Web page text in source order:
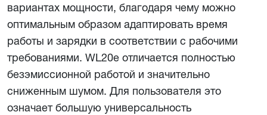
вариантах мощности, благодаря чему можно
оптимальным образом адаптировать время
работы и зарядки в соответствии с рабочими
требованиями. WL20e отличается полностью
безэмиссионной работой и значительно
сниженным шумом. Для пользователя это
означает большую универсальность